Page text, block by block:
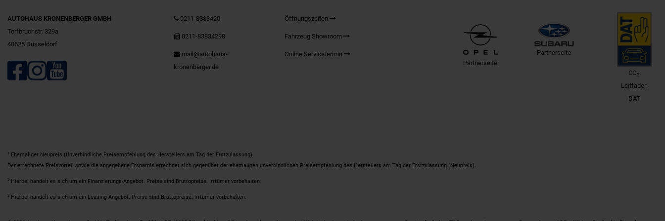
AUTOHAUS KRONENBERGER GMBH
Torfbruchstr. 329a
40625 Düsseldorf
0211-8383420
0211-83834298
mail@autohaus-
kronenberger.de
Öffnungszeiten
Fahrzeug Showroom
Online Servicetermin
Partnerseite
Partnerseite
CO2
Leitfaden
DAT
1
Ehemaliger Neupreis (Unverbindliche Preisempfehlung des Herstellers am Tag der Erstzulassung).
Der errechnete Preisvorteil sowie die angegebene Ersparnis errechnet sich gegenüber der ehemaligen unverbindlichen Preisempfehlung des Herstellers am Tag der Erstzulassung (Neupreis).
2 Hierbei handelt es sich um ein Finanzierungs-Angebot. Preise sind Bruttopreise. Irrtümer vorbehalten.
3 Hierbei handelt es sich um ein Leasing-Angebot. Preise sind Bruttopreise. Irrtümer vorbehalten.